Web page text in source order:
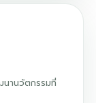
านวัตกรรมที่